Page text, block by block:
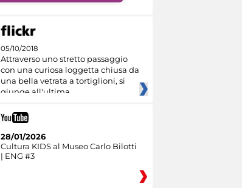
05/10/2018
Attraverso uno stretto passaggio
con una curiosa loggetta chiusa da
una bella vetrata a tortiglioni, si
giunge all'ultima
28/01/2026
Cultura KIDS al Museo Carlo Bilotti
| ENG #3